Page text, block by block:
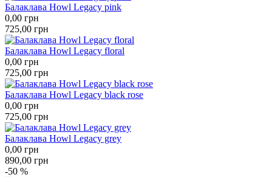
Балаклава Howl Legacy pink
0,00 грн
725,00 грн
Балаклава Howl Legacy floral
0,00 грн
725,00 грн
Балаклава Howl Legacy black rose
0,00 грн
725,00 грн
Балаклава Howl Legacy grey
0,00 грн
890,00 грн
-50 %